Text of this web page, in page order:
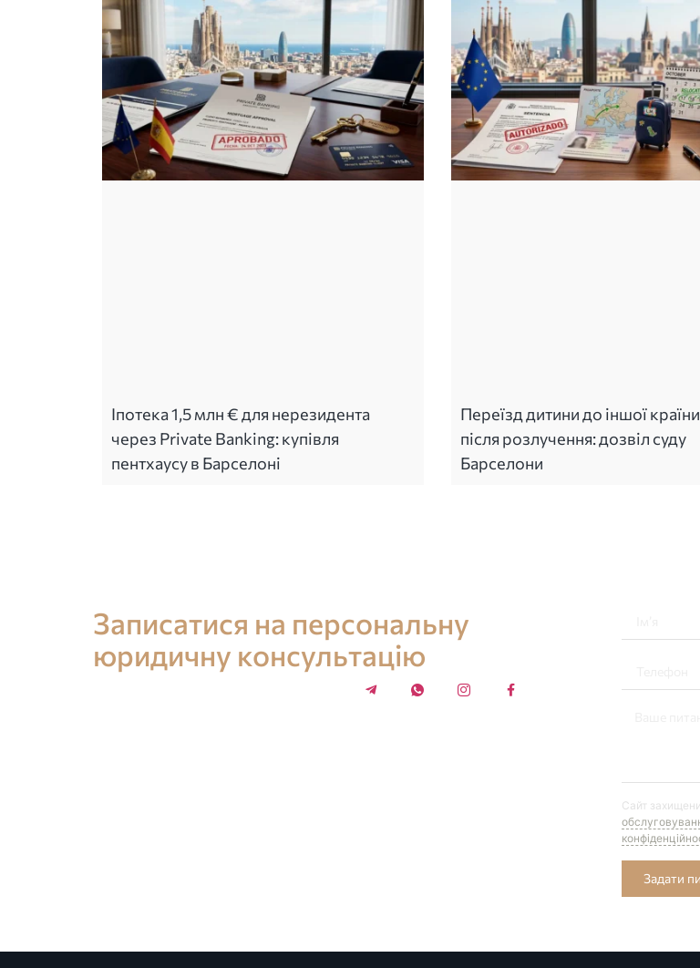
Іпотека 1,5 млн € для нерезидента
через Private Banking: купівля
пентхаусу в Барселоні
Переїзд дитини до іншої
після розлучення: дозвіл суду
Барселони
Записатися на персональну
юридичну консультацію
Сайт
Задати